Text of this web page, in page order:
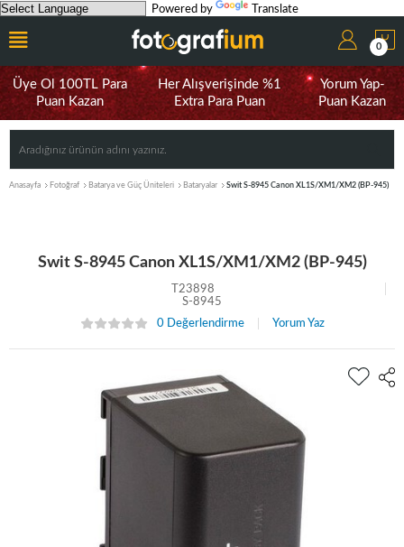
Powered by Translate
0
Üye Ol 100TL Para
Puan Kazan
Her Alışverişinde %1
Extra Para Puan
Yorum Yap-
Puan Kazan
Anasayfa Fotoğraf Batarya ve Güç Üniteleri Bataryalar Swit S-8945 Canon XL1S/XM1/XM2 (BP-945)
Swit S-8945 Canon XL1S/XM1/XM2 (BP-945)
T23898
S-8945
0 Değerlendirme
Yorum Yaz